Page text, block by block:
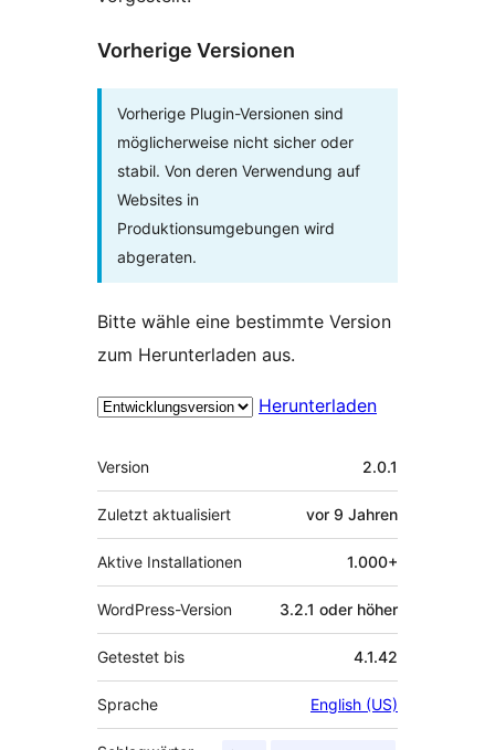
Vorherige Versionen
Vorherige Plugin-Versionen sind
möglicherweise nicht sicher oder
stabil. Von deren Verwendung auf
Websites in
Produktionsumgebungen wird
abgeraten.
Bitte wähle eine bestimmte Version
zum Herunterladen aus.
Herunterladen
Meta
Version 2.0.1
Zuletzt aktualisiert vor 9 Jahren
Aktive Installationen 1.000+
WordPress-Version 3.2.1 oder höher
Getestet bis 4.1.42
Sprache English (US)